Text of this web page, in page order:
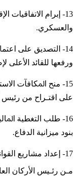
13- ﺇﺑﺮﺍﻡ
ﻭﺍﻟﻌﺴﻜﺮﻱ.
14- ﺍﻟﺘﺼﺪﻳﻖ ﻋﻠﻰ
ﻭﺭﻓﻌﻬﺎ ﻟﻠﻘﺎﺋﺪ ﺍﻷﻋﻠﻰ
15- ﻣﻨﺢ ﺍﳌﻜﺎﻓﺂﺕ
ﻋﻠﻰ ﺍﻗﺘـﺮﺍﺡ ﻣﻦ ﺭﺋﻴﺲ
16- ﻃﻠﺐ ﺍﻟﺘﻐﻄﻴﺔ
ﺑﻨﻮﺩ ﻣﻴﺰﺍﻧﻴﺔ ﺍﻟﺪﻓﺎﻉ.
17- ﺇﻋﺪﺍﺩ ﻣﺸﺎﺭﻳﻊ
ﻣـﻦ ﺭﺋـﻴﺲ ﺍﻷﺭﻛﺎﻥ